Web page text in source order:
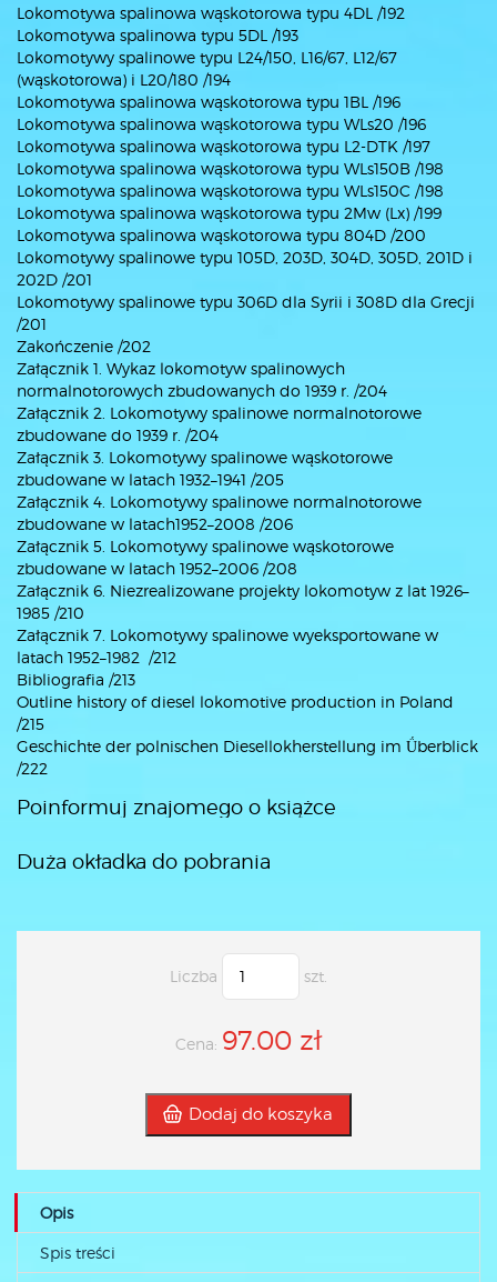
Lokomotywa spalinowa wąskotorowa typu 4DL /192
Lokomotywa spalinowa typu 5DL /193
Lokomotywy spalinowe typu L24/150, L16/67, L12/67
(wąskotorowa) i L20/180 /194
Lokomotywa spalinowa wąskotorowa typu 1BL /196
Lokomotywa spalinowa wąskotorowa typu WLs20 /196
Lokomotywa spalinowa wąskotorowa typu L2-DTK /197
Lokomotywa spalinowa wąskotorowa typu WLs150B /198
Lokomotywa spalinowa wąskotorowa typu WLs150C /198
Lokomotywa spalinowa wąskotorowa typu 2Mw (Lx) /199
Lokomotywa spalinowa wąskotorowa typu 804D /200
Lokomotywy spalinowe typu 105D, 203D, 304D, 305D, 201D i
202D /201
Lokomotywy spalinowe typu 306D dla Syrii i 308D dla Grecji
/201
Zakończenie /202
Załącznik 1. Wykaz lokomotyw spalinowych
normalnotorowych zbudowanych do 1939 r. /204
Załącznik 2. Lokomotywy spalinowe normalnotorowe
zbudowane do 1939 r. /204
Załącznik 3. Lokomotywy spalinowe wąskotorowe
zbudowane w latach 1932–1941 /205
Załącznik 4. Lokomotywy spalinowe normalnotorowe
zbudowane w latach1952–2008 /206
Załącznik 5. Lokomotywy spalinowe wąskotorowe
zbudowane w latach 1952–2006 /208
Załącznik 6. Niezrealizowane projekty lokomotyw z lat 1926–
1985 /210
Załącznik 7. Lokomotywy spalinowe wyeksportowane w
latach 1952–1982 /212
Bibliografia /213
Outline history of diesel lokomotive production in Poland
/215
Geschichte der polnischen Diesellokherstellung im Ǘberblick
/222
Poinformuj znajomego o książce
Duża okładka do pobrania
Liczba szt.
Cena: 97.00 zł
Dodaj do koszyka
Opis
Spis treści